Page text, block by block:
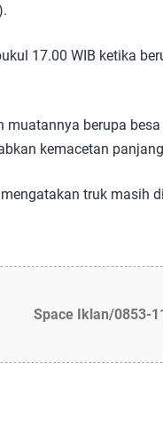
17.00 WIB ketika
berupa
kemacetan
truk masih
Space Iklan/0853-